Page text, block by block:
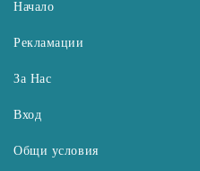
Начало
Рекламации
За Нас
Вход
Общи условия